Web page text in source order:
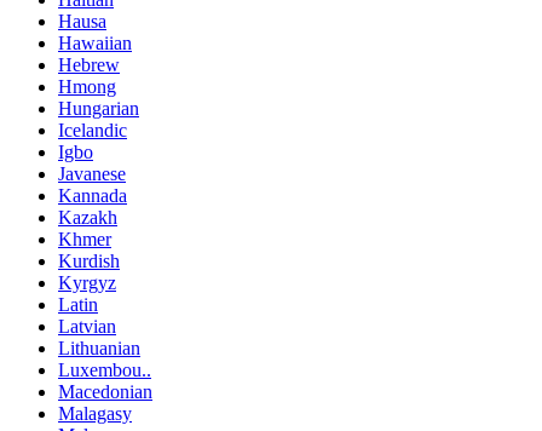
Hausa
Hawaiian
Hebrew
Hmong
Hungarian
Icelandic
Igbo
Javanese
Kannada
Kazakh
Khmer
Kurdish
Kyrgyz
Latin
Latvian
Lithuanian
Luxembou..
Macedonian
Malagasy